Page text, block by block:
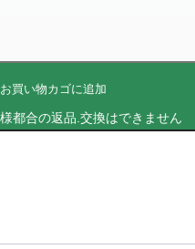
お買い物カゴに追加